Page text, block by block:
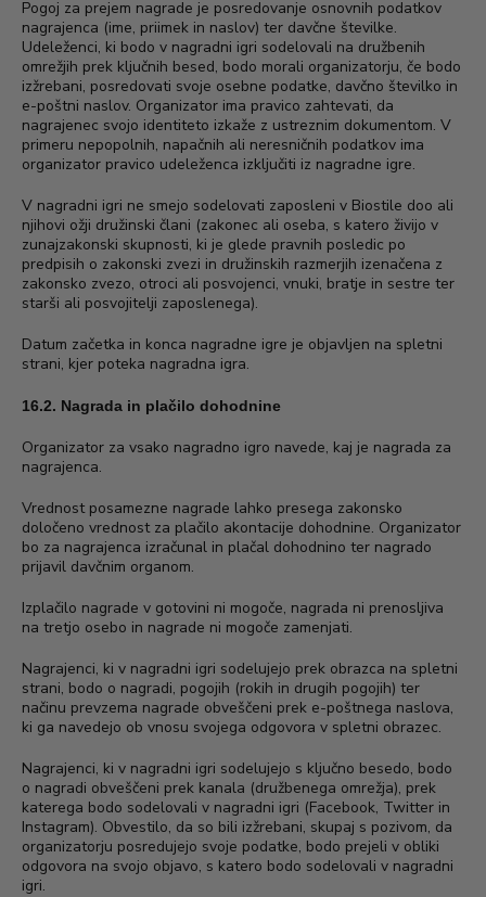
Pogoj za prejem nagrade je posredovanje osnovnih podatkov
nagrajenca (ime, priimek in naslov) ter davčne številke.
Udeleženci, ki bodo v nagradni igri sodelovali na družbenih
omrežjih prek ključnih besed, bodo morali organizatorju, če bodo
izžrebani, posredovati svoje osebne podatke, davčno številko in
e-poštni naslov. Organizator ima pravico zahtevati, da
nagrajenec svojo identiteto izkaže z ustreznim dokumentom. V
primeru nepopolnih, napačnih ali neresničnih podatkov ima
organizator pravico udeleženca izključiti iz nagradne igre.
V nagradni igri ne smejo sodelovati zaposleni v Biostile doo ali
njihovi ožji družinski člani (zakonec ali oseba, s katero živijo v
zunajzakonski skupnosti, ki je glede pravnih posledic po
predpisih o zakonski zvezi in družinskih razmerjih izenačena z
zakonsko zvezo, otroci ali posvojenci, vnuki, bratje in sestre ter
starši ali posvojitelji zaposlenega).
Datum začetka in konca nagradne igre je objavljen na spletni
strani, kjer poteka nagradna igra.
16.2. Nagrada in plačilo dohodnine
Organizator za vsako nagradno igro navede, kaj je nagrada za
nagrajenca.
Vrednost posamezne nagrade lahko presega zakonsko
določeno vrednost za plačilo akontacije dohodnine. Organizator
bo za nagrajenca izračunal in plačal dohodnino ter nagrado
prijavil davčnim organom.
Izplačilo nagrade v gotovini ni mogoče, nagrada ni prenosljiva
na tretjo osebo in nagrade ni mogoče zamenjati.
Nagrajenci, ki v nagradni igri sodelujejo prek obrazca na spletni
strani, bodo o nagradi, pogojih (rokih in drugih pogojih) ter
načinu prevzema nagrade obveščeni prek e-poštnega naslova,
ki ga navedejo ob vnosu svojega odgovora v spletni obrazec.
Nagrajenci, ki v nagradni igri sodelujejo s ključno besedo, bodo
o nagradi obveščeni prek kanala (družbenega omrežja), prek
katerega bodo sodelovali v nagradni igri (Facebook, Twitter in
Instagram). Obvestilo, da so bili izžrebani, skupaj s pozivom, da
organizatorju posredujejo svoje podatke, bodo prejeli v obliki
odgovora na svojo objavo, s katero bodo sodelovali v nagradni
igri.